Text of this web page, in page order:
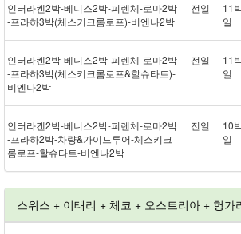
인터라켄 2박 - 베니스 2박 - 피렌체 - 로마 2박
- 프라하 3박(체스키크롬로프) - 비엔나 2박
전일
11
일
인터라켄 2박 - 베니스 2박 - 피렌체 - 로마 2박
- 프라하 3박(체스키크롬로프&할슈타트) -
비엔나 2박
전일
11
일
인터라켄 2박 - 베니스 2박 - 피렌체 - 로마 2박
- 프라하 2박 - 차량&가이드투어 - 체스키크
롬로프 - 할슈타트 - 비엔나 2박
전일
10
일
스위스 + 이태리 + 체코 + 오스트리아 + 헝가